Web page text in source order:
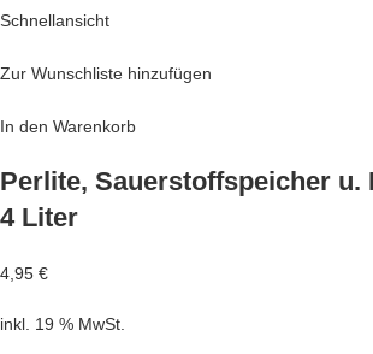
Schnellansicht
Zur Wunschliste hinzufügen
In den Warenkorb
Perlite, Sauerstoffspeicher u.
4 Liter
4,95 €
inkl. 19 % MwSt.